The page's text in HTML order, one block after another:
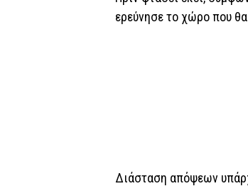
ερεύνησε το χώρο που
Διάσταση απόψεων